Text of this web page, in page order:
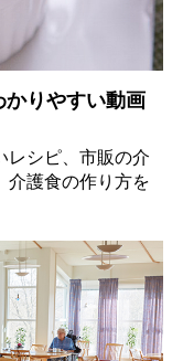
りやすい動画
レシピ、市販の介
介護食の作り方を